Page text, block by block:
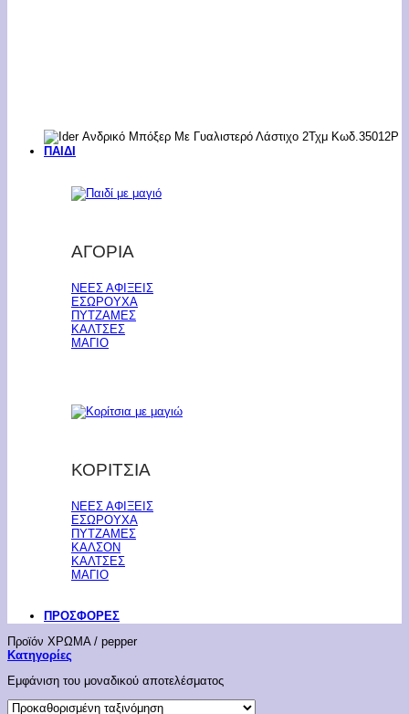
ΠΑΙΔΙ
ΑΓΟΡΙΑ
ΝΕΕΣ ΑΦΙΞΕΙΣ
ΕΣΩΡΟΥΧΑ
ΠΥΤΖΑΜΕΣ
ΚΑΛΤΣΕΣ
ΜΑΓΙΟ
ΚΟΡΙΤΣΙΑ
ΝΕΕΣ ΑΦΙΞΕΙΣ
ΕΣΩΡΟΥΧΑ
ΠΥΤΖΑΜΕΣ
ΚΑΛΣΟΝ
ΚΑΛΤΣΕΣ
ΜΑΓΙΟ
ΠΡΟΣΦΟΡΕΣ
Προϊόν ΧΡΩΜΑ / pepper
Κατηγορίες
Εμφάνιση του μοναδικού αποτελέσματος